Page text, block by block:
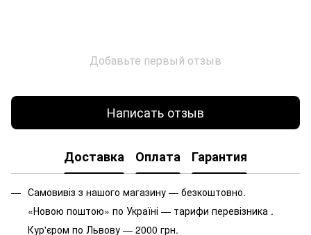
Добавьте первый отзыв
Написать отзыв
Доставка Оплата Гарантия
Самовивіз з нашого магазину — безкоштовно.
«Новою поштою» по Україні — тарифи перевізника .
Кур'єром по Львову — 2000 грн.